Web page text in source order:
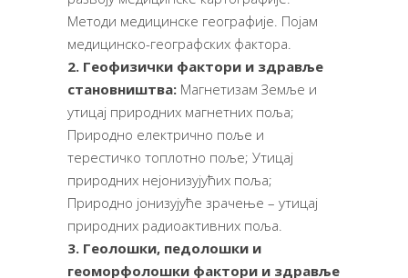
Методи медицинске географије. Појам
медицинско-географских фактора.
2. Геофизички фактори и здравље
становништва: Магнетизам Земље и
утицај природних магнетних поља;
Природно електрично поље и
терестичко топлотно поље; Утицај
природних нејонизујућих поља;
Природно јонизујуће зрачење – утицај
природних радиоактивних поља.
3. Геолошки, педолошки и
геоморфолошки фактори и здравље